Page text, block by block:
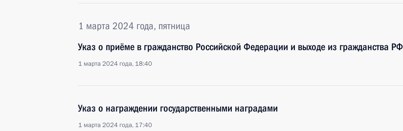
1 марта 2024 года, пятница
Указ о приёме в гражданство Российской Федерации и выходе из гражданства РФ
1 марта 2024 года, 18:40
Указ о награждении государственными наградами
1 марта 2024 года, 17:40